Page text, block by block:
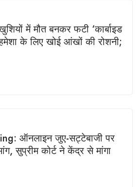
में मौत बनकर फटी ‘कार्बाइड
के लिए खोई आंखों की रोशनी;
ऑनलाइन जुए-सट्टेबाजी पर
सुप्रीम कोर्ट ने केंद्र से मांगा